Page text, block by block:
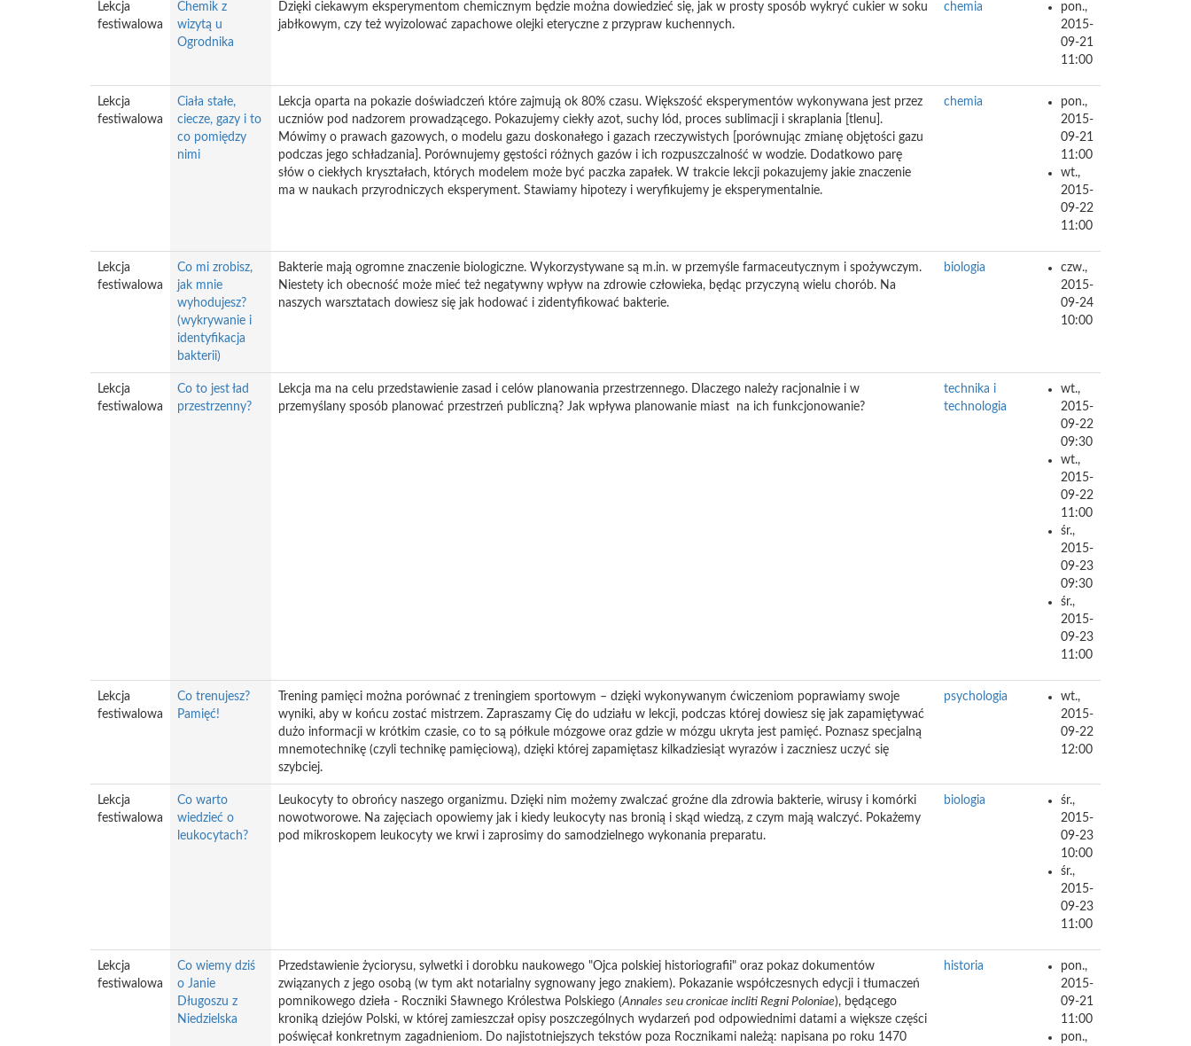
Lekcja
festiwalowa
Chemik z
wizytą u
Ogrodnika
Dzięki ciekawym eksperymentom chemicznym będzie można dowiedzieć się, jak w prosty sposób wykryć cukier w soku
jabłkowym, czy też wyizolować zapachowe olejki eteryczne z przypraw kuchennych.
chemia
pon.,
2015-
09-21
11:00
Lekcja
festiwalowa
Ciała stałe,
ciecze, gazy i to
co pomiędzy
nimi
Lekcja oparta na pokazie doświadczeń które zajmują ok 80% czasu. Większość eksperymentów wykonywana jest przez
uczniów pod nadzorem prowadzącego. Pokazujemy ciekły azot, suchy lód, proces sublimacji i skraplania [tlenu].
Mówimy o prawach gazowych, o modelu gazu doskonałego i gazach rzeczywistych [porównując zmianę objętości gazu
podczas jego schładzania]. Porównujemy gęstości różnych gazów i ich rozpuszczalność w wodzie. Dodatkowo parę
słów o ciekłych kryształach, których modelem może być paczka zapałek. W trakcie lekcji pokazujemy jakie znaczenie
ma w naukach przyrodniczych eksperyment. Stawiamy hipotezy i weryfikujemy je eksperymentalnie.
chemia
pon.,
2015-
09-21
11:00
wt.,
2015-
09-22
11:00
Lekcja
festiwalowa
Co mi zrobisz,
jak mnie
wyhodujesz?
(wykrywanie i
identyfikacja
bakterii)
Bakterie mają ogromne znaczenie biologiczne. Wykorzystywane są m.in. w przemyśle farmaceutycznym i spożywczym.
Niestety ich obecność może mieć też negatywny wpływ na zdrowie człowieka, będąc przyczyną wielu chorób. Na
naszych warsztatach dowiesz się jak hodować i zidentyfikować bakterie.
biologia
czw.,
2015-
09-24
10:00
Lekcja
festiwalowa
Co to jest ład
przestrzenny?
Lekcja ma na celu przedstawienie zasad i celów planowania przestrzennego. Dlaczego należy racjonalnie i w
przemyślany sposób planować przestrzeń publiczną? Jak wpływa planowanie miast na ich funkcjonowanie?
technika i
technologia
wt.,
2015-
09-22
09:30
wt.,
2015-
09-22
11:00
śr.,
2015-
09-23
09:30
śr.,
2015-
09-23
11:00
Lekcja
festiwalowa
Co trenujesz?
Pamięć!
Trening pamięci można porównać z treningiem sportowym – dzięki wykonywanym ćwiczeniom poprawiamy swoje
wyniki, aby w końcu zostać mistrzem. Zapraszamy Cię do udziału w lekcji, podczas której dowiesz się jak zapamiętywać
dużo informacji w krótkim czasie, co to są półkule mózgowe oraz gdzie w mózgu ukryta jest pamięć. Poznasz specjalną
mnemotechnikę (czyli technikę pamięciową), dzięki której zapamiętasz kilkadziesiąt wyrazów i zaczniesz uczyć się
szybciej.
psychologia
wt.,
2015-
09-22
12:00
Lekcja
festiwalowa
Co warto
wiedzieć o
leukocytach?
Leukocyty to obrońcy naszego organizmu. Dzięki nim możemy zwalczać groźne dla zdrowia bakterie, wirusy i komórki
nowotworowe. Na zajęciach opowiemy jak i kiedy leukocyty nas bronią i skąd wiedzą, z czym mają walczyć. Pokażemy
pod mikroskopem leukocyty we krwi i zaprosimy do samodzielnego wykonania preparatu.
biologia
śr.,
2015-
09-23
10:00
śr.,
2015-
09-23
11:00
Lekcja
festiwalowa
Co wiemy dziś
o Janie
Długoszu z
Niedzielska
Przedstawienie życiorysu, sylwetki i dorobku naukowego "Ojca polskiej historiografii" oraz pokaz dokumentów
związanych z jego osobą (w tym akt notarialny sygnowany jego znakiem). Pokazanie współczesnych edycji i tłumaczeń
pomnikowego dzieła - Roczniki Sławnego Królestwa Polskiego (Annales seu cronicae incliti Regni Poloniae), będącego
kroniką dziejów Polski, w której zamieszczał opisy poszczególnych wydarzeń pod odpowiednimi datami a większe części
poświęcał konkretnym zagadnieniom. Do najistotniejszych tekstów poza Rocznikami należą: napisana po roku 1470
historia
pon.,
2015-
09-21
11:00
pon.,